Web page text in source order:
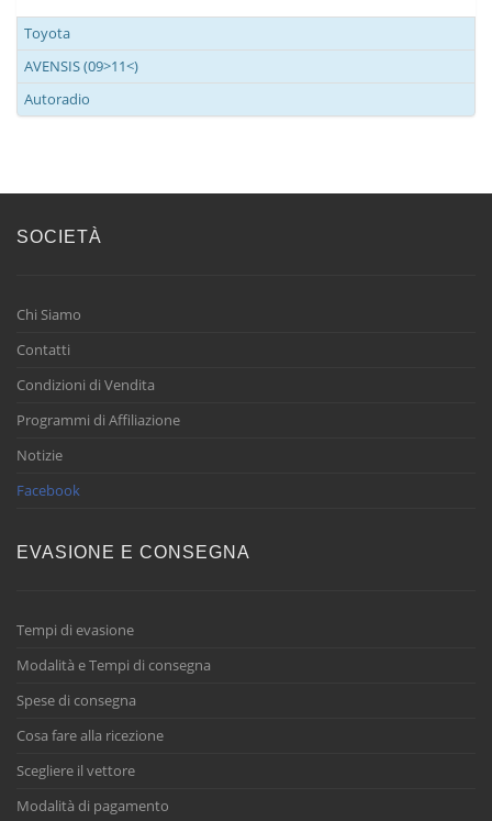
Toyota
AVENSIS (09>11<)
Autoradio
SOCIETÀ
Chi Siamo
Contatti
Condizioni di Vendita
Programmi di Affiliazione
Notizie
Facebook
EVASIONE E CONSEGNA
Tempi di evasione
Modalità e Tempi di consegna
Spese di consegna
Cosa fare alla ricezione
Scegliere il vettore
Modalità di pagamento